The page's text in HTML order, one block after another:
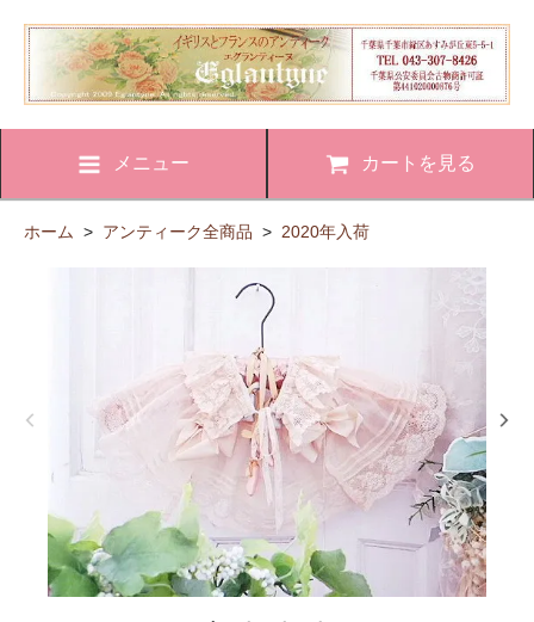
メニュー カートを見る
ホーム > アンティーク全商品 > 2020年入荷